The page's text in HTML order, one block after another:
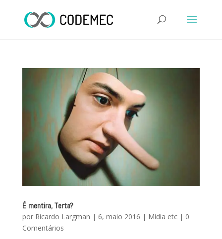
É mentira, Terta?
por Ricardo Largman | 6, maio 2016 | Midia etc| 0
Comentários